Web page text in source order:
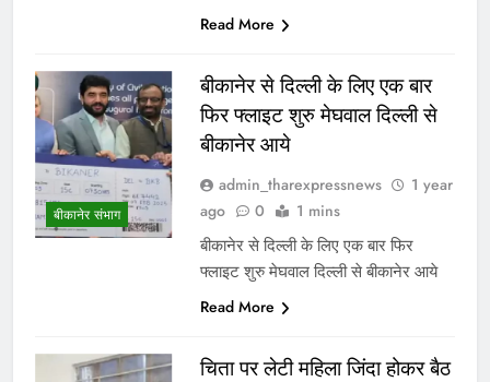
Read More
बीकानेर संभाग
बीकानेर से दिल्ली के लिए एक बार
फिर फ्लाइट शुरु मेघवाल दिल्ली से
बीकानेर आये
admin_tharexpressnews
1 year
ago
0 1 mins
बीकानेर से दिल्ली के लिए एक बार फिर
फ्लाइट शुरु मेघवाल दिल्ली से बीकानेर आये
Read More
चिता पर लेटी महिला जिंदा होकर बैठ